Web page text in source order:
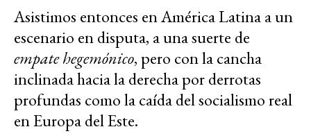
Asistimos entonces en América Latina a un
escenario en disputa, a una suerte de
empate hegemónico, pero con la cancha
inclinada hacia la derecha por derrotas
profundas como la caída del socialismo real
en Europa del Este.